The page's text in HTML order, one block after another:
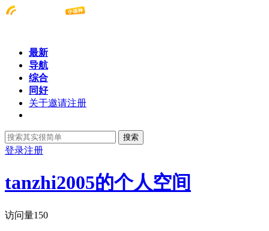
最新
导航
综合
同好
关于邀请注册
搜索
登录注册
tanzhi2005的个人空间
访问量150